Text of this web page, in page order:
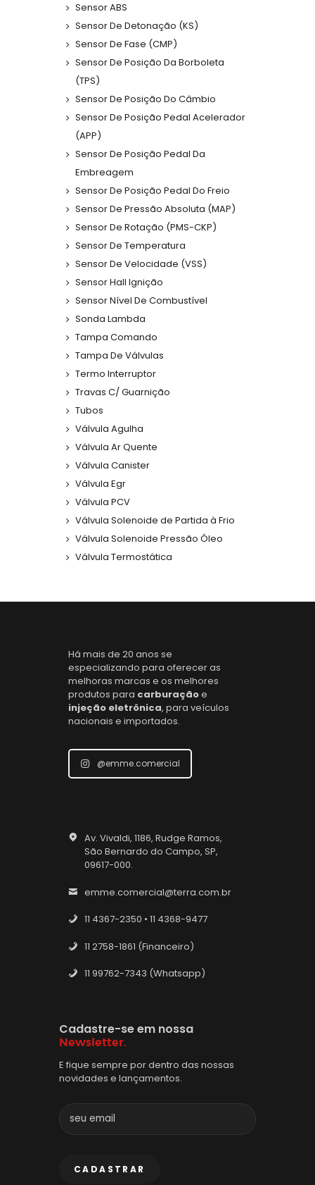
Sensor ABS
Sensor De Detonação (KS)
Sensor De Fase (CMP)
Sensor De Posição Da Borboleta
(TPS)
Sensor De Posição Do Câmbio
Sensor De Posição Pedal Acelerador
(APP)
Sensor De Posição Pedal Da
Embreagem
Sensor De Posição Pedal Do Freio
Sensor De Pressão Absoluta (MAP)
Sensor De Rotação (PMS-CKP)
Sensor De Temperatura
Sensor De Velocidade (VSS)
Sensor Hall Ignição
Sensor Nível De Combustível
Sonda Lambda
Tampa Comando
Tampa De Válvulas
Termo Interruptor
Travas C/ Guarnição
Tubos
Válvula Agulha
Válvula Ar Quente
Válvula Canister
Válvula Egr
Válvula PCV
Válvula Solenoide de Partida à Frio
Válvula Solenoide Pressão Óleo
Válvula Termostática
Há mais de 20 anos se
especializando para oferecer as
melhoras marcas e os melhores
produtos para carburaçãoe
injeção eletrônica, para veículos
nacionais e importados.
@emme.comercial
Av. Vivaldi, 1186, Rudge Ramos,
São Bernardo do Campo, SP,
09617-000.
emme.comercial@terra.com.br
11 4367-2350 • 11 4368-9477
11 2758-1861 (Financeiro)
11 99762-7343 (Whatsapp)
Cadastre-se em nossa
Newsletter.
E fique sempre por dentro das nossas
novidades e lançamentos.